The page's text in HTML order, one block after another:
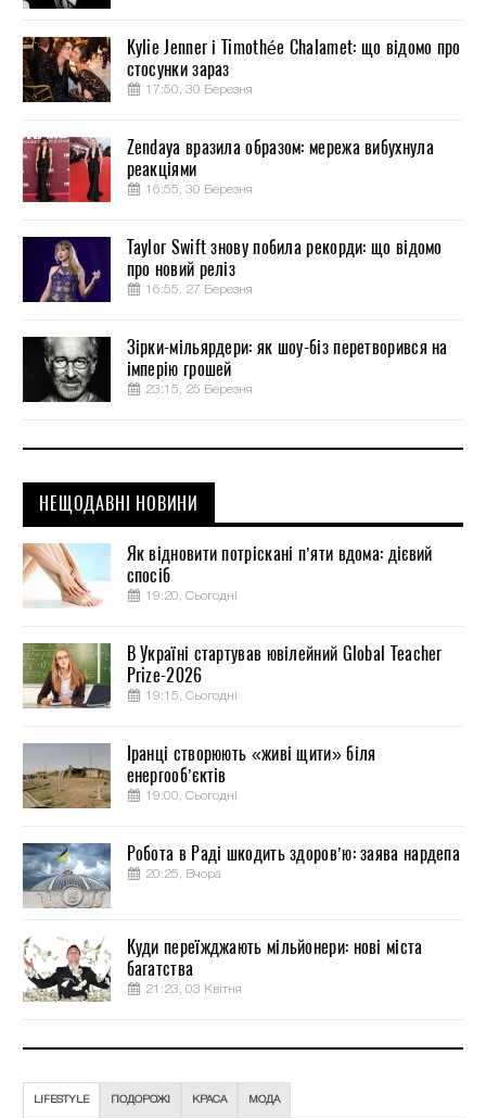
Kylie Jenner і Timothée Chalamet: що відомо про
стосунки зараз
17:50, 30 Березня
Zendaya вразила образом: мережа вибухнула
реакціями
16:55, 30 Березня
Taylor Swift знову побила рекорди: що відомо
про новий реліз
16:55, 27 Березня
Зірки-мільярдери: як шоу-біз перетворився на
імперію грошей
23:15, 25 Березня
НЕЩОДАВНІ НОВИНИ
Як відновити потріскані п’яти вдома: дієвий
спосіб
19:20, Сьогодні
В Україні стартував ювілейний Global Teacher
Prize-2026
19:15, Сьогодні
Іранці створюють «живі щити» біля
енергооб’єктів
19:00, Сьогодні
Робота в Раді шкодить здоров’ю: заява нардепа
20:25, Вчора
Куди переїжджають мільйонери: нові міста
багатства
21:23, 03 Квітня
LIFESTYLE ПОДОРОЖІ КРАСА МОДА